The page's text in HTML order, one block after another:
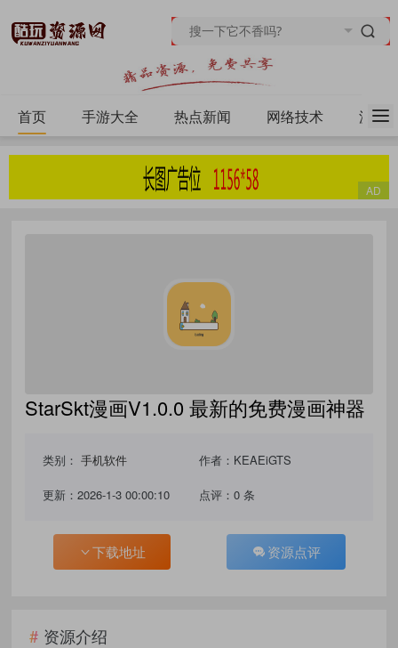
首页 手游大全 热点新闻 网络技术 源码
StarSkt漫画V1.0.0 最新的免费漫画神器
类别：手机软件 作者：KEAEiGTS
更新：2026-1-3 00:00:10 点评：0 条
下载地址 资源点评
资源介绍